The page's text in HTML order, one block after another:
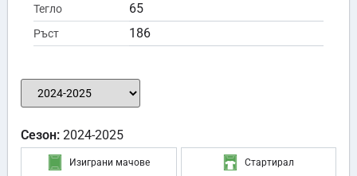
Тегло 65
Ръст 186
Сезон: 2024-2025
Изиграни мачове Стартирал